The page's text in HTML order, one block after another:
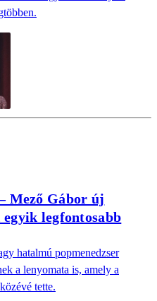
Mező Gábor új
legfontosabb
hatalmú popmenedzser
a lenyomata is, amely a
tette.